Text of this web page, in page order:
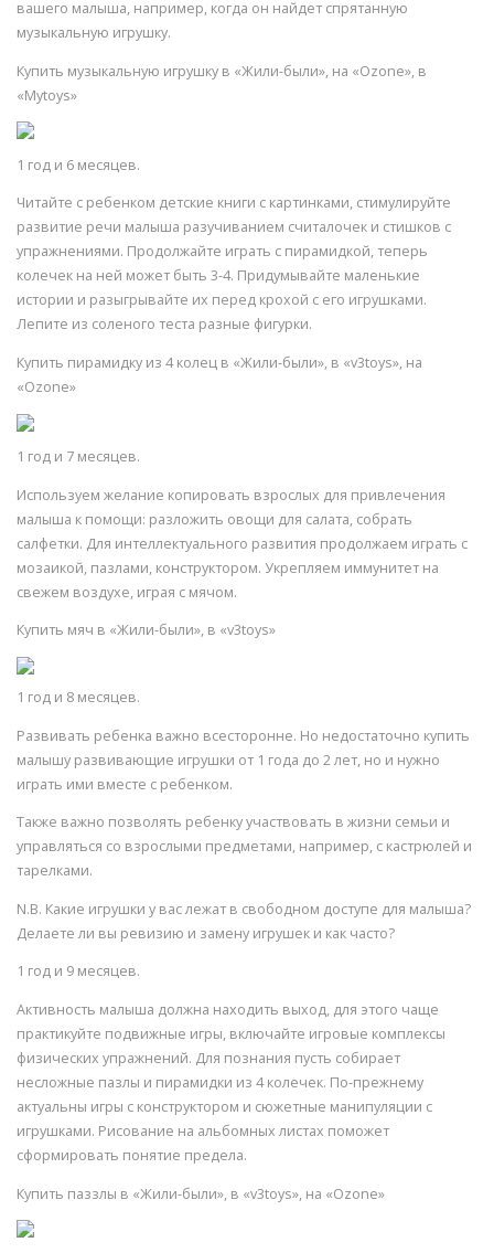
вашего малыша, например, когда он найдет спрятанную
музыкальную игрушку.
Купить музыкальную игрушку в «Жили-были», на «Ozone», в
«Mytoys»
1 год и 6 месяцев.
Читайте с ребенком детские книги с картинками, стимулируйте
развитие речи малыша разучиванием считалочек и стишков с
упражнениями. Продолжайте играть с пирамидкой, теперь
колечек на ней может быть 3-4. Придумывайте маленькие
истории и разыгрывайте их перед крохой с его игрушками.
Лепите из соленого теста разные фигурки.
Купить пирамидку из 4 колец в «Жили-были», в «v3toys», на
«Ozone»
1 год и 7 месяцев.
Используем желание копировать взрослых для привлечения
малыша к помощи: разложить овощи для салата, собрать
салфетки. Для интеллектуального развития продолжаем играть с
мозаикой, пазлами, конструктором. Укрепляем иммунитет на
свежем воздухе, играя с мячом.
Купить мяч в «Жили-были», в «v3toys»
1 год и 8 месяцев.
Развивать ребенка важно всесторонне. Но недостаточно купить
малышу развивающие игрушки от 1 года до 2 лет, но и нужно
играть ими вместе с ребенком.
Также важно позволять ребенку участвовать в жизни семьи и
управляться со взрослыми предметами, например, с кастрюлей и
тарелками.
N.B. Какие игрушки у вас лежат в свободном доступе для малыша?
Делаете ли вы ревизию и замену игрушек и как часто?
1 год и 9 месяцев.
Активность малыша должна находить выход, для этого чаще
практикуйте подвижные игры, включайте игровые комплексы
физических упражнений. Для познания пусть собирает
несложные пазлы и пирамидки из 4 колечек. По-прежнему
актуальны игры с конструктором и сюжетные манипуляции с
игрушками. Рисование на альбомных листах поможет
сформировать понятие предела.
Купить паззлы в «Жили-были», в «v3toys», на «Ozone»